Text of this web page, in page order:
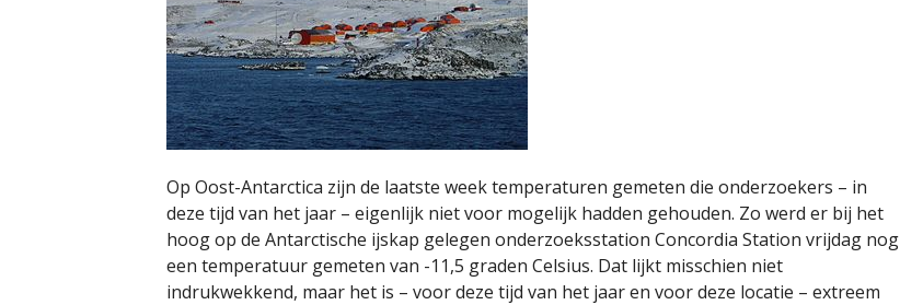
Op Oost-Antarctica zijn de laatste week temperaturen gemeten die onderzoekers – in
deze tijd van het jaar – eigenlijk niet voor mogelijk hadden gehouden. Zo werd er bij het
hoog op de Antarctische ijskap gelegen onderzoeksstation Concordia Station vrijdag nog
een temperatuur gemeten van -11,5 graden Celsius. Dat lijkt misschien niet
indrukwekkend, maar het is – voor deze tijd van het jaar en voor deze locatie – extreem